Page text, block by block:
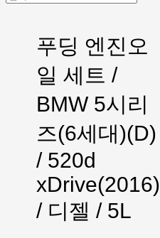
푸딩 엔진오
일 세트 /
BMW 5시리
즈(6세대)(D)
/ 520d
xDrive(2016)
/ 디젤 / 5L